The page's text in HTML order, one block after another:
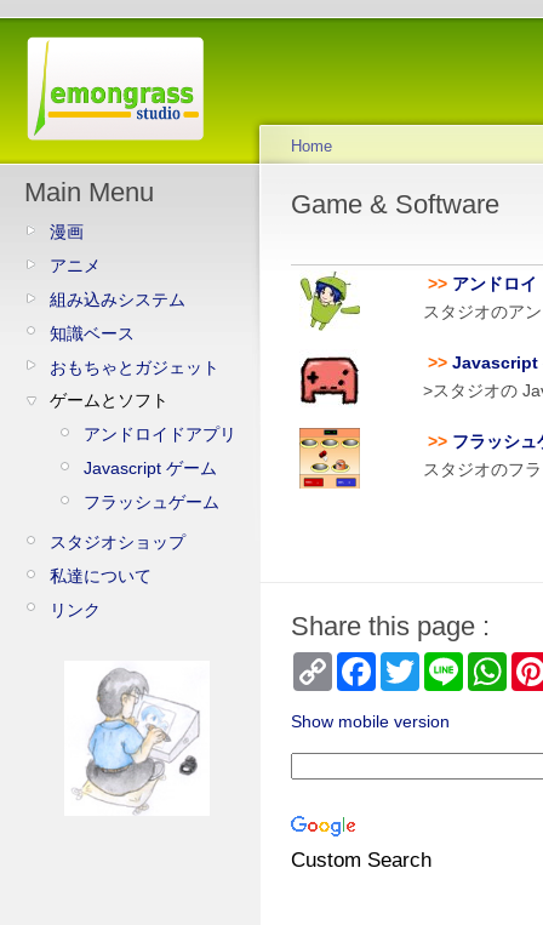
Main Menu
漫画
アニメ
組み込みシステム
知識ベース
おもちゃとガジェット
ゲームとソフト
アンドロイドアプリ
Javascript ゲーム
フラッシュゲーム
スタジオショップ
私達について
リンク
Home
Game & Software
>> アンドロ
スタジオのア
>> Javascript
>スタジオの
>> フラッシュ
スタジオのフ
Share this page :
Copy
Link
Facebook
TwitterLine
Show mobile version
Custom Search